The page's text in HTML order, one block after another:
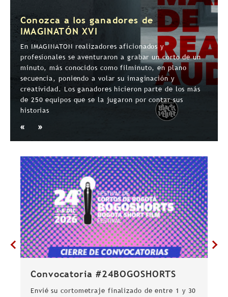
Conozca a los ganadores de
IMAGINATÓN XVI
En IMAGINATON realizadores aficionados y
profesionales se aventuraron a grabar un corto de un
minuto, más conocidos como filminuto, en plano
secuencia, poniendo a volar su imaginación y
creatividad. Los ganadores hicieron parte de los más
de 250 equipos que se la jugaron por contar sus
historias
Convocatoria #24BOGOSHORTS
Envié su cortometraje finalizado de entre 1 y 30